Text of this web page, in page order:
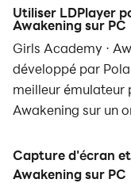
Utiliser LDPlayer
Awakening sur PC
Girls Academy ·
développé par
meilleur émulateur
Awakening sur un
fonctionnalités
une expérience de
Capture d'écran
Awakening sur PC